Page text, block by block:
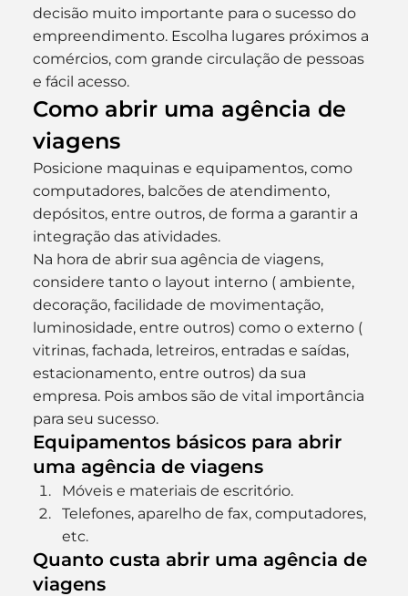
decisão muito importante para o sucesso do
empreendimento. Escolha lugares próximos a
comércios, com grande circulação de pessoas
e fácil acesso.
Como abrir uma agência de
viagens
Posicione maquinas e equipamentos, como
computadores, balcões de atendimento,
depósitos, entre outros, de forma a garantir a
integração das atividades.
Na hora de abrir sua agência de viagens,
considere tanto o layout interno ( ambiente,
decoração, facilidade de movimentação,
luminosidade, entre outros) como o externo (
vitrinas, fachada, letreiros, entradas e saídas,
estacionamento, entre outros) da sua
empresa. Pois ambos são de vital importância
para seu sucesso.
Equipamentos básicos para abrir
uma agência de viagens
Móveis e materiais de escritório.
Telefones, aparelho de fax, computadores,
etc.
Quanto custa abrir uma agência de
viagens